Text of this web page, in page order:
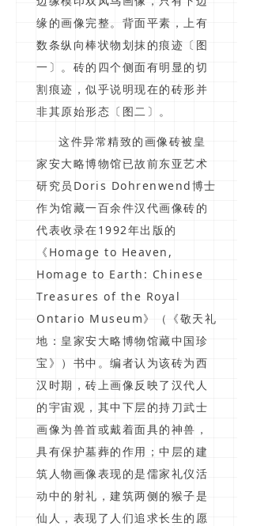
缘的画像完整。背面平素，上有
数条纵向棒状物划抹的痕迹〔图
一〕。砖的四个侧面有明显的切
割痕迹，似乎说明现在的砖形并
非其原始形态〔图二〕。
这件异常精致的画像砖被皇
家安大略博物馆已故前东亚艺术
研究员Doris Dohrenwend博士
作为馆藏一百余件汉代画像砖的
代表收录在1992年出版的
《Homage to Heaven,
Homage to Earth: Chinese
Treasures of the Royal
Ontario Museum》（《敬天礼
地：皇家安大略博物馆藏中国珍
宝》）书中。编者认为该砖为西
汉时期，砖上画像反映了汉代人
的宇宙观，其中下层的持刀武士
画像为兽首或戴着面具的神兽，
具有保护墓葬的作用；中层的建
筑人物画像表现的是儒家礼仪活
动中的射礼，建筑两侧的猴子是
仙人，表现了人们追求长生的愿